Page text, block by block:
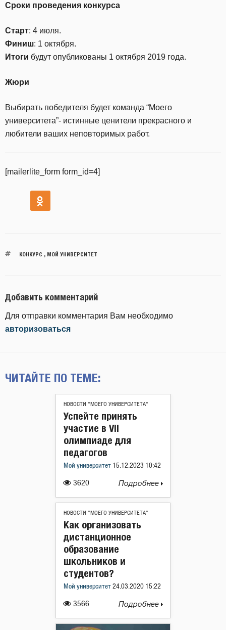
Сроки проведения конкурса
Старт: 4 июля.
Финиш: 1 октября.
Итоги будут опубликованы 1 октября 2019 года.
Жюри
Выбирать победителя будет команда “Моего
университета”- истинные ценители прекрасного и
любители ваших неповторимых работ.
[mailerlite_form form_id=4]
КОНКУРС , МОЙ УНИВЕРСИТЕТ
Добавить комментарий
Для отправки комментария Вам необходимо
авторизоваться
ЧИТАЙТЕ ПО ТЕМЕ:
НОВОСТИ "МОЕГО УНИВЕРСИТЕТА"
3620
Успейте принять
участие в VII
олимпиаде для
педагогов
Мой университет 15.12.2023 10:42
Подробнее
НОВОСТИ "МОЕГО УНИВЕРСИТЕТА"
3566
Как организовать
дистанционное
образование
школьников и
студентов?
Мой университет 24.03.2020 15:22
Подробнее